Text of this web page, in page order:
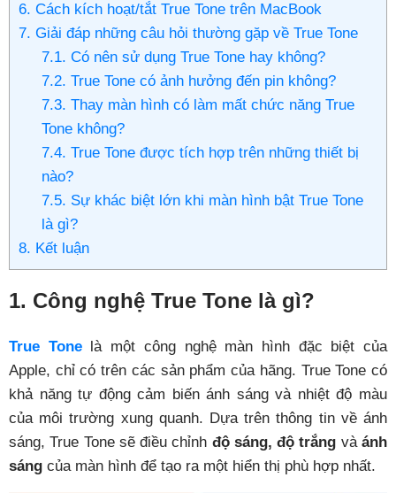
6. Cách kích hoạt/tắt True Tone trên MacBook
7. Giải đáp những câu hỏi thường gặp về True Tone
7.1. Có nên sử dụng True Tone hay không?
7.2. True Tone có ảnh hưởng đến pin không?
7.3. Thay màn hình có làm mất chức năng True
Tone không?
7.4. True Tone được tích hợp trên những thiết bị
nào?
7.5. Sự khác biệt lớn khi màn hình bật True Tone
là gì?
8. Kết luận
1. Công nghệ True Tone là gì?
True Tonelà một công nghệ màn hình đặc biệt của
Apple, chỉ có trên các sản phẩm của hãng. True Tone có
khả năng tự động cảm biến ánh sáng và nhiệt độ màu
của môi trường xung quanh. Dựa trên thông tin về ánh
sáng, True Tone sẽ điều chỉnh độ sáng, độ trắng vàánh
sáng của màn hình để tạo ra một hiển thị phù hợp nhất.